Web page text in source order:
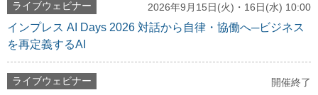
ライブウェビナー 2026年9月15日(火)・16日(水) 10:00
インプレス AI Days 2026 対話から自律・協働へ─ビジネス
を再定義するAI
ライブウェビナー 開催終了